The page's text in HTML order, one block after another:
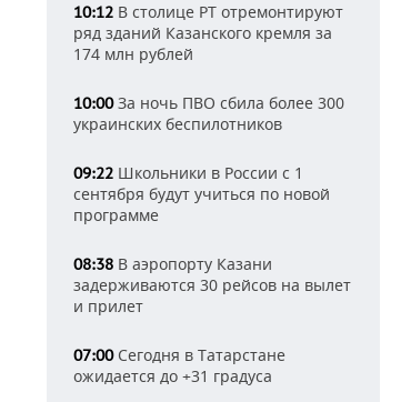
10:12 В столице РТ отремонтируют
ряд зданий Казанского кремля за
174 млн рублей
10:00За ночь ПВО сбила более 300
украинских беспилотников
09:22 Школьники в России с 1
сентября будут учиться по новой
программе
08:38 В аэропорту Казани
задерживаются 30 рейсов на вылет
и прилет
07:00Сегодня в Татарстане
ожидается до +31 градуса